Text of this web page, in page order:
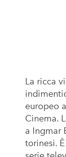
La ricca
europeo
Cinema.
a Ingmar
torinesi.